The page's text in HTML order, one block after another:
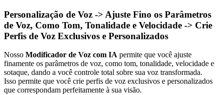
Personalização de Voz -> Ajuste Fino os Parâmetros
de Voz, Como Tom, Tonalidade e Velocidade -> Crie
Perfis de Voz Exclusivos e Personalizados
Nosso Modificador de Voz com IA permite que você ajuste
finamente os parâmetros de voz, como tom, tonalidade, velocidade e
sotaque, dando a você controle total sobre sua voz transformada.
Isso permite que você crie perfis de voz exclusivos e personalizados
que correspondam perfeitamente à sua visão.